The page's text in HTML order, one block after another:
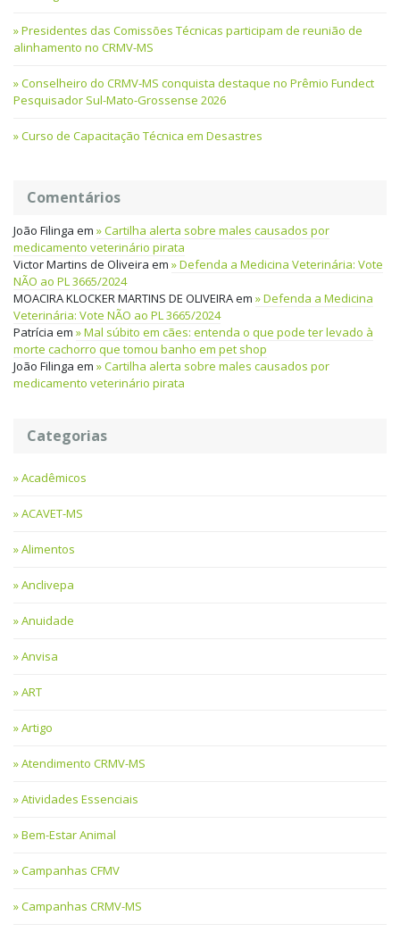
Presidentes das Comissões Técnicas participam de reunião de
alinhamento no CRMV-MS
Conselheiro do CRMV-MS conquista destaque no Prêmio Fundect
Pesquisador Sul-Mato-Grossense 2026
Curso de Capacitação Técnica em Desastres
Comentários
João Filinga em
Cartilha alerta sobre males causados por
medicamento veterinário pirata
Victor Martins de Oliveira em
Defenda a Medicina Veterinária: Vote
NÃO ao PL 3665/2024
MOACIRA KLOCKER MARTINS DE OLIVEIRAem
Defenda a Medicina
Veterinária: Vote NÃO ao PL 3665/2024
Patrícia em
Mal súbito em cães: entenda o que pode ter levado à
morte cachorro que tomou banho em pet shop
João Filinga em
Cartilha alerta sobre males causados por
medicamento veterinário pirata
Categorias
Acadêmicos
ACAVET-MS
Alimentos
Anclivepa
Anuidade
Anvisa
ART
Artigo
Atendimento CRMV-MS
Atividades Essenciais
Bem-Estar Animal
Campanhas CFMV
Campanhas CRMV-MS